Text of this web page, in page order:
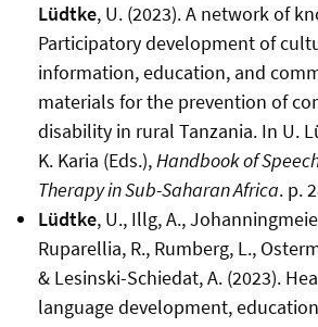
Lüdtke, U. (2023). A network of
Participatory development of
information, education, and
materials for the prevention of
disability in rural Tanzania. In U.
K. Karia (Eds.),Handbook of
Therapy in Sub-Saharan Africa. p.
Lüdtke, U., Illg, A.,
Ruparellia, R., Rumberg, L.,
& Lesinski-Schiedat, A. (2023).
language development,